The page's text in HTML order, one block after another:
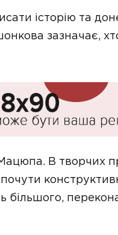
історію та
зазначає,
В творчих
більшого,